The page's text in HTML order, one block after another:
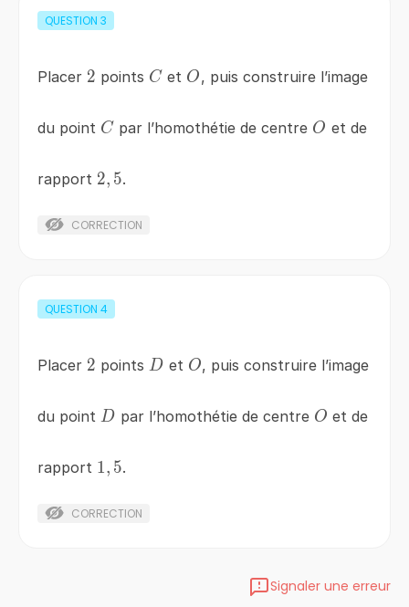
QUESTION 3
Placer 2
2 points C
C et O
O, puis construire l’image
du point C
C par l’homothétie de centre O
O et de
rapport 2,5
2, 5.
CORRECTION
QUESTION 4
Placer 2
2 points D
D et O
O, puis construire l’image
du point D
D par l’homothétie de centre O
O et de
rapport 1,5
1, 5.
CORRECTION
Signaler une erreur